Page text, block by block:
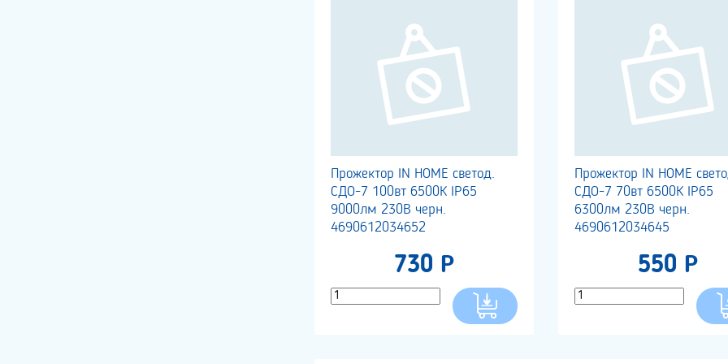
Прожектор IN HOME светод.
СДО-7 100вт 6500К IP65
9000лм 230В черн.
4690612034652
730 Р
Прожектор IN HOME
СДО-7 70вт 6500К IP65
6300лм 230В черн.
4690612034645
550 Р